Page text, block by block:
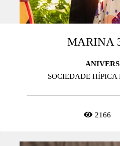
MARINA
SOCIEDADE HÍPICA
2166